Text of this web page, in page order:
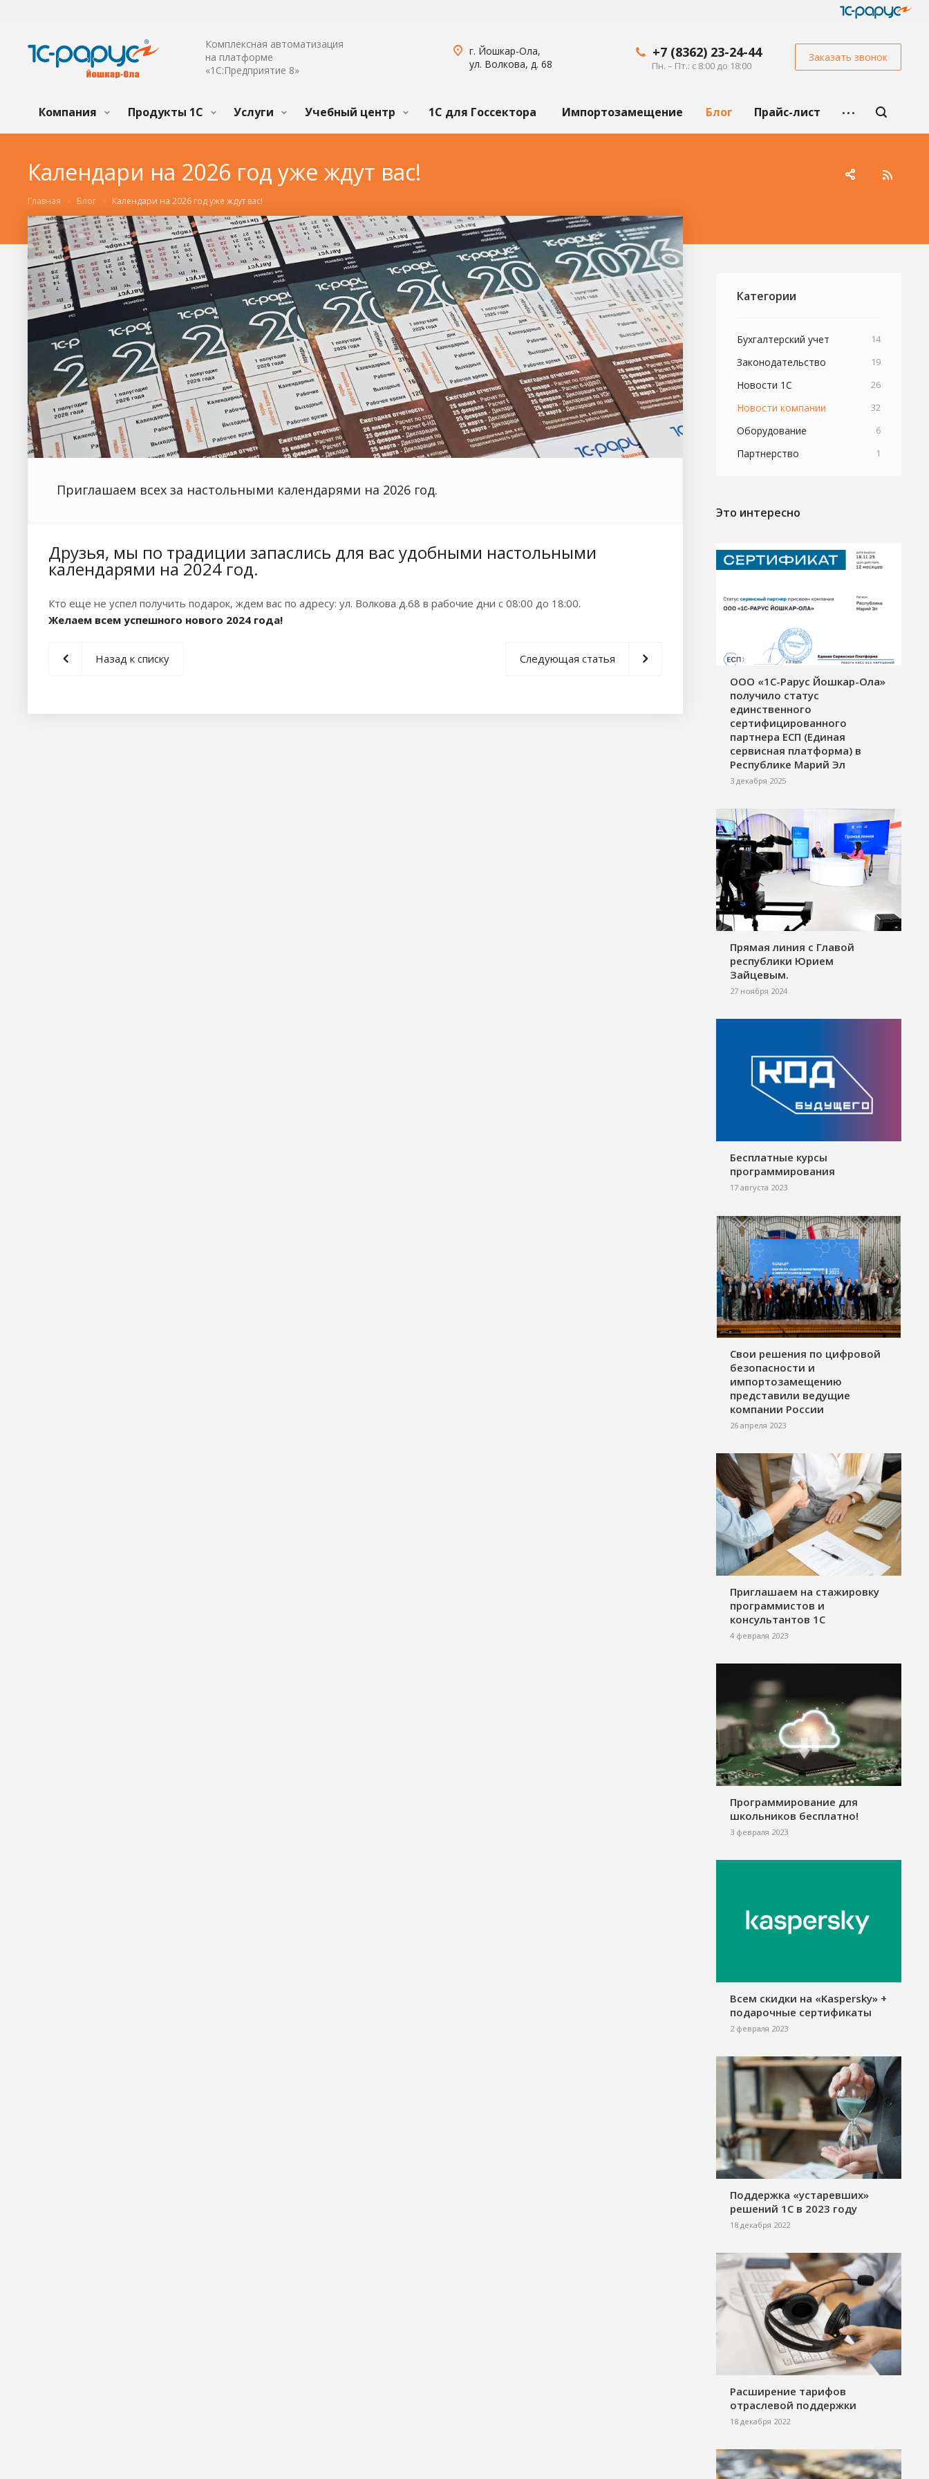
Комплексная автоматизация
на платформе
«1С:Предприятие 8»
+7 (8362) 23-24-44
Пн. – Пт.: с 8:00 до 18:00
Заказать звонок
г. Йошкар-Ола,
ул. Волкова, д. 68
Компания Продукты 1С Услуги Учебный центр 1С для Госсектора Импортозамещение Блог Прайс-лист
Календари на 2026 год уже ждут вас!
Главная Блог Календари на 2026 год уже ждут вас!
Приглашаем всех за настольными календарями на 2026 год.
Друзья, мы по традиции запаслись для вас удобными настольными
календарями на 2024 год.
Кто еще не успел получить подарок, ждем вас по адресу: ул. Волкова д.68 в рабочие дни с 08:00 до 18:00.
Желаем всем успешного нового 2024 года!
Назад к списку Следующая статья
Категории
Бухгалтерский учет 14
Законодательство 19
Новости 1С 26
Новости компании 32
Оборудование 6
Партнерство 1
Это интересно
ООО «1С-Рарус Йошкар-Ола»
получило статус
единственного
сертифицированного
партнера ЕСП (Единая
сервисная платформа) в
Республике Марий Эл
3 декабря 2025
Прямая линия с Главой
республики Юрием
Зайцевым.
27 ноября 2024
Бесплатные курсы
программирования
17 августа 2023
Свои решения по цифровой
безопасности и
импортозамещению
представили ведущие
компании России
26 апреля 2023
Приглашаем на стажировку
программистов и
консультантов 1С
4 февраля 2023
Программирование для
школьников бесплатно!
3 февраля 2023
Всем скидки на «Kaspersky» +
подарочные сертификаты
2 февраля 2023
Поддержка «устаревших»
решений 1С в 2023 году
18 декабря 2022
Расширение тарифов
отраслевой поддержки
18 декабря 2022